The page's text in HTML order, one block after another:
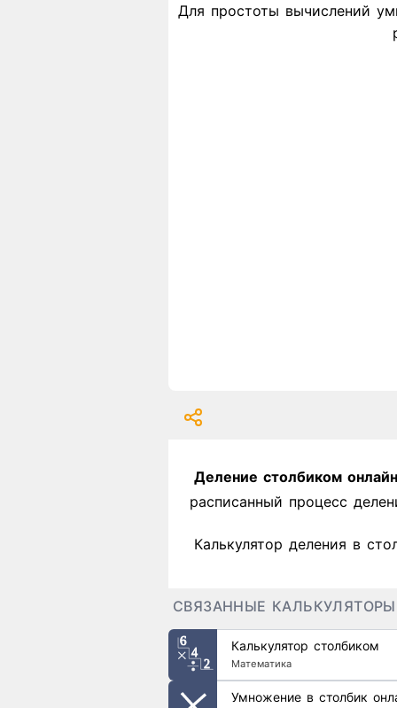
Для простоты вычислений
Деление столбиком онлайн
расписанный процесс
Калькулятор деления в
СВЯЗАННЫЕ КАЛЬКУЛЯТОРЫ
Калькулятор столбиком
Математика
Умножение в столбик